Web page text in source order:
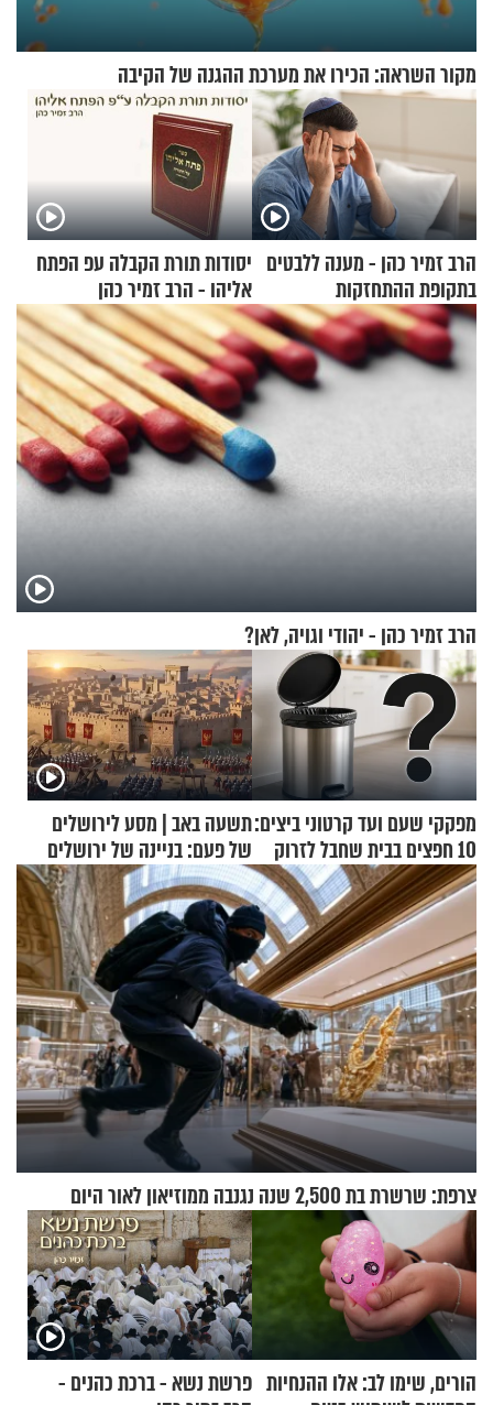
מקור השראה: הכירו את מערכת ההגנה של הקיבה
הרב זמיר כהן - מענה ללבטים
בתקופת ההתחזקות
יסודות תורת הקבלה עפ הפתח
אליהו - הרב זמיר כהן
הרב זמיר כהן - יהודי וגויה, לאן?
מפקקי שעם ועד קרטוני ביצים:
10 חפצים בבית שחבל לזרוק
לפח
תשעה באב | מסע לירושלים
של פעם: בניינה של ירושלים
צרפת: שרשרת בת 2,500 שנה נגנבה ממוזיאון לאור היום
הורים, שימו לב: אלו ההנחיות פרשת נשא - ברכת כהנים -